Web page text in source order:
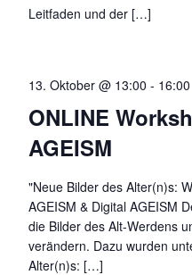
Leitfaden und der […]
ONLINE
AGEISM
13. Oktober @ 13:00 - 16:00
"Neue Bilder des Alter(n)s:
AGEISM & Digital AGEISM
die Bilder des Alt-Werdens
verändern. Dazu wurden
Alter(n)s: […]